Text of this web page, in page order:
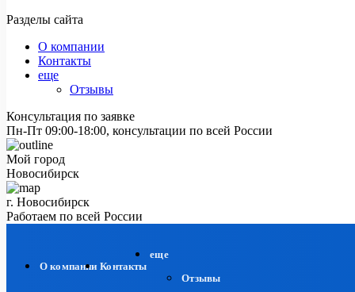
Разделы сайта
О компании
Контакты
еще
Отзывы
Консультация по заявке
Пн-Пт 09:00-18:00, консультации по всей России
Мой город
Новосибирск
г. Новосибирск
Работаем по всей России
О компании Контакты
еще
Отзывы